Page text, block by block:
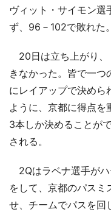
ヴィット・サイモン選
ず、96－102で敗れた。
20日は立ち上がり、
きなかった。皆で一
にレイアップで決めら
ように、京都に得点を
3本しか決めることが
される。
2Qはラベナ選手がハ
をして、京都のパスミ
せ、チームでパスを